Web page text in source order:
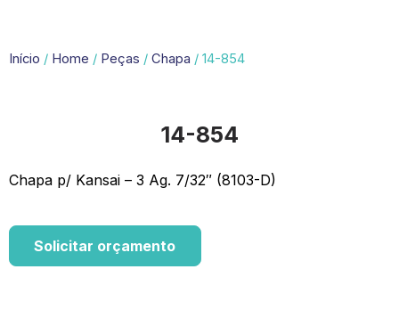
Início / Home / Peças / Chapa / 14-854
14-854
Chapa p/ Kansai – 3 Ag. 7/32″ (8103-D)
Solicitar orçamento